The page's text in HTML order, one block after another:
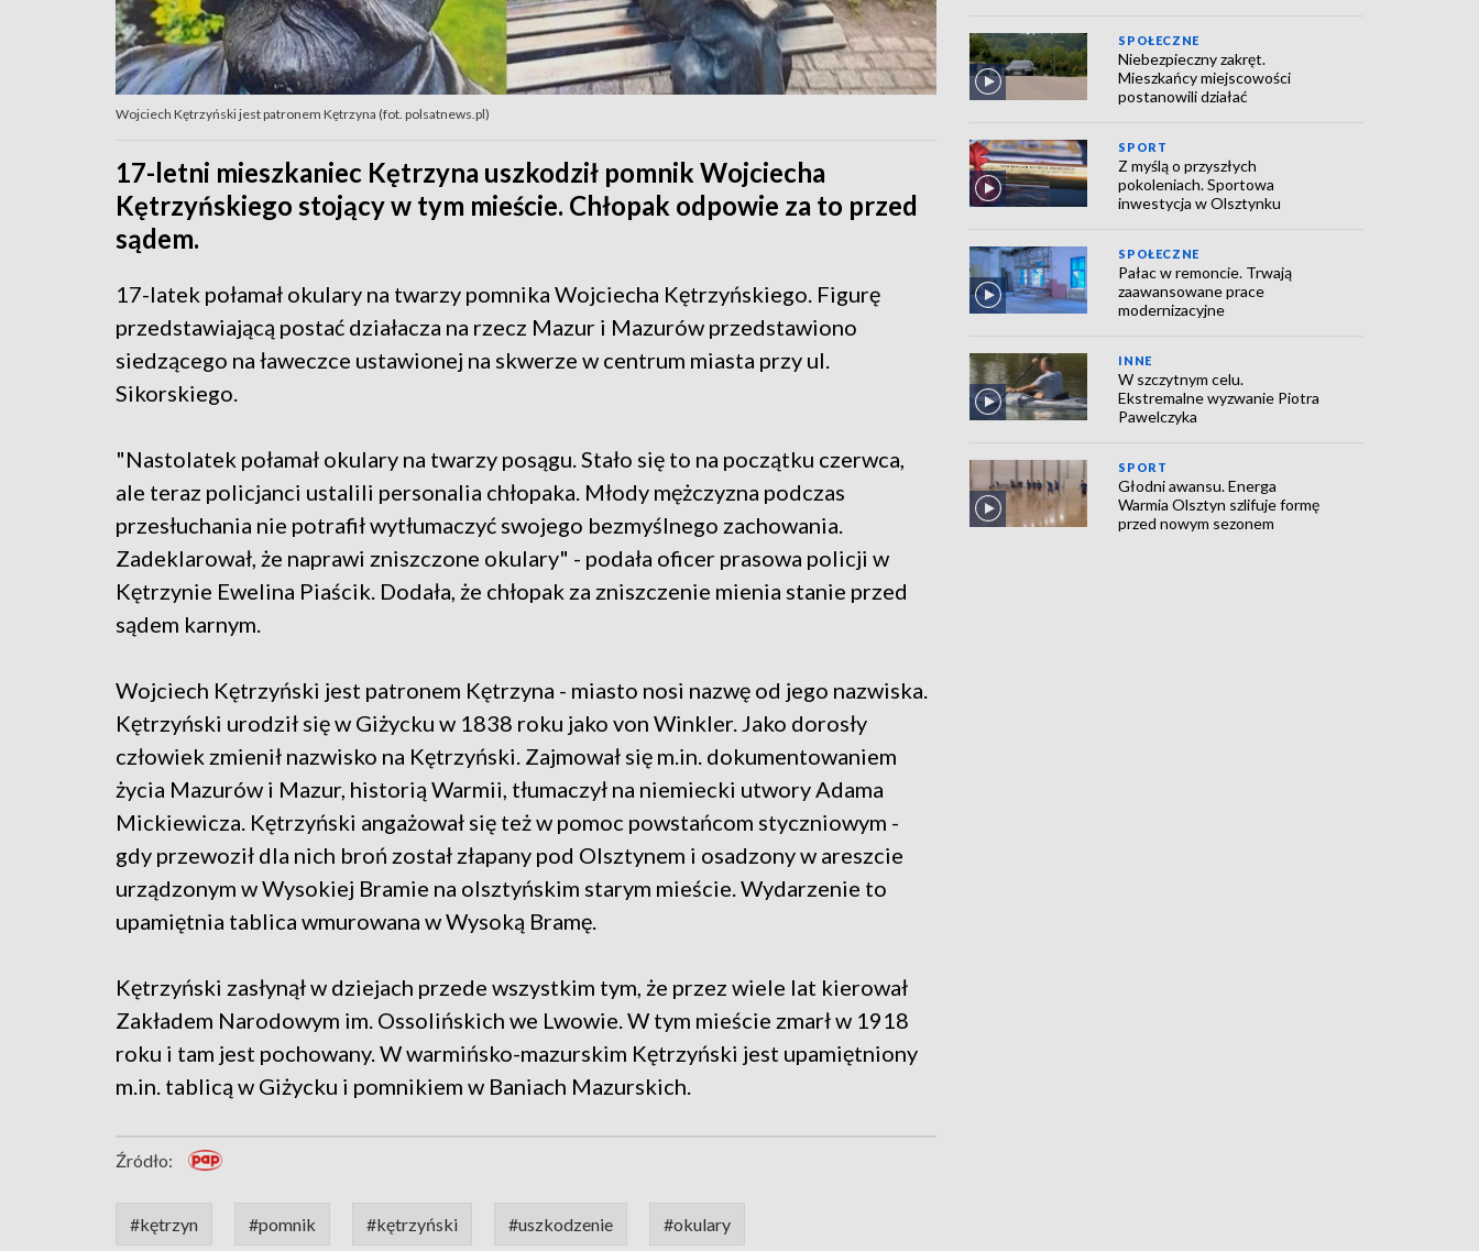
Wojciech Kętrzyński jest patronem Kętrzyna (fot. polsatnews.pl)
17-letni mieszkaniec Kętrzyna uszkodził pomnik Wojciecha
Kętrzyńskiego stojący w tym mieście. Chłopak odpowie za to przed
sądem.
17-latek połamał okulary na twarzy pomnika Wojciecha Kętrzyńskiego. Figurę
przedstawiającą postać działacza na rzecz Mazur i Mazurów przedstawiono
siedzącego na ławeczce ustawionej na skwerze w centrum miasta przy ul.
Sikorskiego.
"Nastolatek połamał okulary na twarzy posągu. Stało się to na początku czerwca,
ale teraz policjanci ustalili personalia chłopaka. Młody mężczyzna podczas
przesłuchania nie potrafił wytłumaczyć swojego bezmyślnego zachowania.
Zadeklarował, że naprawi zniszczone okulary" - podała oficer prasowa policji w
Kętrzynie Ewelina Piaścik. Dodała, że chłopak za zniszczenie mienia stanie przed
sądem karnym.
Wojciech Kętrzyński jest patronem Kętrzyna - miasto nosi nazwę od jego nazwiska.
Kętrzyński urodził się w Giżycku w 1838 roku jako von Winkler. Jako dorosły
człowiek zmienił nazwisko na Kętrzyński. Zajmował się m.in. dokumentowaniem
życia Mazurów i Mazur, historią Warmii, tłumaczył na niemiecki utwory Adama
Mickiewicza. Kętrzyński angażował się też w pomoc powstańcom styczniowym -
gdy przewoził dla nich broń został złapany pod Olsztynem i osadzony w areszcie
urządzonym w Wysokiej Bramie na olsztyńskim starym mieście. Wydarzenie to
upamiętnia tablica wmurowana w Wysoką Bramę.
Kętrzyński zasłynął w dziejach przede wszystkim tym, że przez wiele lat kierował
Zakładem Narodowym im. Ossolińskich we Lwowie. W tym mieście zmarł w 1918
roku i tam jest pochowany. W warmińsko-mazurskim Kętrzyński jest upamiętniony
m.in. tablicą w Giżycku i pomnikiem w Baniach Mazurskich.
Źródło:
#kętrzyn #pomnik #kętrzyński #uszkodzenie #okulary
SPOŁECZNE
Niebezpieczny zakręt.
Mieszkańcy miejscowości
postanowili działać
SPORT
Z myślą o przyszłych
pokoleniach. Sportowa
inwestycja w Olsztynku
SPOŁECZNE
Pałac w remoncie. Trwają
zaawansowane prace
modernizacyjne
INNE
W szczytnym celu.
Ekstremalne wyzwanie Piotra
Pawelczyka
SPORT
Głodni awansu. Energa
Warmia Olsztyn szlifuje formę
przed nowym sezonem